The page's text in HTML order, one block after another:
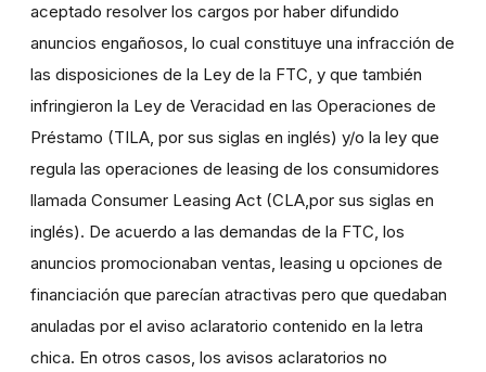
aceptado resolver los cargos por haber difundido
anuncios engañosos, lo cual constituye una infracción de
las disposiciones de la Ley de la FTC, y que también
infringieron la Ley de Veracidad en las Operaciones de
Préstamo (TILA, por sus siglas en inglés) y/o la ley que
regula las operaciones de leasing de los consumidores
llamada Consumer Leasing Act (CLA,por sus siglas en
inglés). De acuerdo a las demandas de la FTC, los
anuncios promocionaban ventas, leasing u opciones de
financiación que parecían atractivas pero que quedaban
anuladas por el aviso aclaratorio contenido en la letra
chica. En otros casos, los avisos aclaratorios no